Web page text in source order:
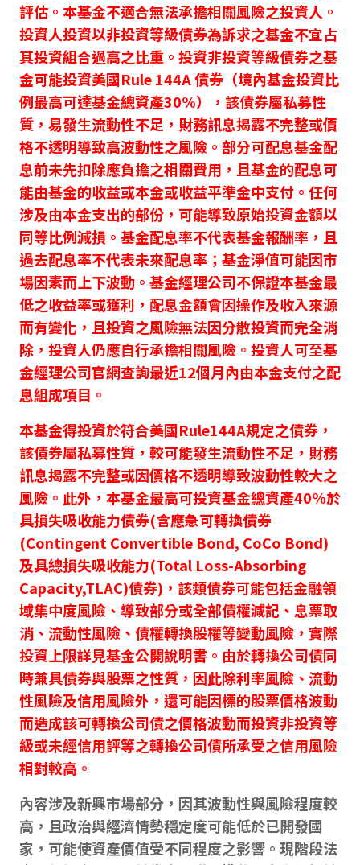
評估。本基金不適合無法承擔相關風險之投資人。
投資人投資以非投資等級債券為訴求之基金不宜占
其投資組合過高之比重。投資非投資等級債券之基
金可能投資美國Rule 144A 債券（境內基金投資比
例最高可達基金總資產30%），該債券屬私募性
質，易發生流動性不足，財務訊息揭露不完整或價
格不透明導致高波動性之風險。部分可配息基金配
息前未先扣除應負擔之相關費用，且基金的配息可
能由基金的收益或本金或收益平準金中支付。任何
涉及由本金支出的部份，可能導致原始投資金額以
同等比例減損。基金配息率不代表基金報酬率，且
過去配息率不代表未來配息率；基金淨值可能因市
場因素而上下波動。基金經理公司不保證本基金最
低之收益率或獲利，配息金額會因操作及收入來源
而有變化，且投資之風險無法因分散投資而完全消
除，投資人仍應自行承擔相關風險。投資人可至基
金經理公司官網查詢最近12個月內由本金支付之配
息組成項目。
本基金得投資於符合美國Rule144A規定之債券，
該債券屬私募性質，較可能發生流動性不足，財務
訊息揭露不完整或因價格不透明導致波動性較大之
風險。此外，本基金最高可投資基金總資產40%於
具損失吸收能力債券(含應急可轉換債券
(Contingent Convertible Bond, CoCo Bond)
及具總損失吸收能力(Total Loss-Absorbing
Capacity,TLAC)債券)，該類債券可能包括金融領
域集中度風險、導致部分或全部債權減記、息票取
消、流動性風險、債權轉換股權等變動風險，實際
投資上限詳見基金公開說明書。由於轉換公司債同
時兼具債券與股票之性質，因此除利率風險、流動
性風險及信用風險外，還可能因標的股票價格波動
而造成該可轉換公司債之價格波動而投資非投資等
級或未經信用評等之轉換公司債所承受之信用風險
相對較高。
內容涉及新興市場部分，因其波動性與風險程度較
高，且政治與經濟情勢穩定度可能低於已開發國
家，可能使資產價值受不同程度之影響。現階段法